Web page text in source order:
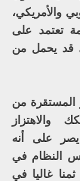
والأمريكي،
تعتمد على
قد يحمل من
المستقرة من
والاهتزاز
يصر على أنه
النظام في
غاليا في